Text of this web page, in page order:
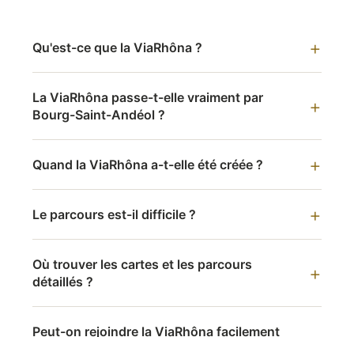
Qu'est-ce que la ViaRhôna ?
La ViaRhôna passe-t-elle vraiment par
Bourg-Saint-Andéol ?
Quand la ViaRhôna a-t-elle été créée ?
Le parcours est-il difficile ?
Où trouver les cartes et les parcours
détaillés ?
Peut-on rejoindre la ViaRhôna facilement